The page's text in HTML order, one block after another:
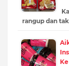
rangup dan